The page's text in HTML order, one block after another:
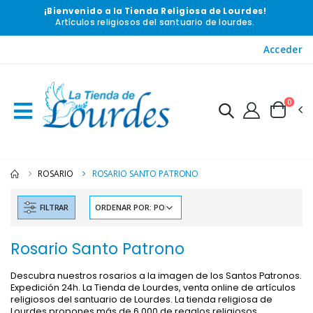
¡Bienvenido a la Tienda Religiosa de Lourdes!
Artículos religiosos del santuario de lourdes.
Acceder
0
ROSARIO ROSARIO SANTO PATRONO
FILTRAR
Rosario Santo Patrono
Descubra nuestros rosarios a la imagen de los Santos Patronos.
Expedición 24h. La Tienda de Lourdes, venta online de artículos
religiosos del santuario de Lourdes. La tienda religiosa de